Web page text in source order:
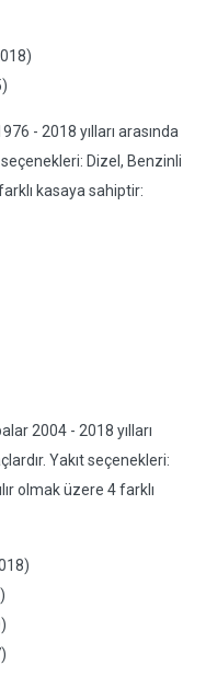
- 2018 yılları arasında
Dizel, Benzinli
kasaya sahiptir:
2004 - 2018 yılları
Yakıt seçenekleri:
olmak üzere 4 farklı